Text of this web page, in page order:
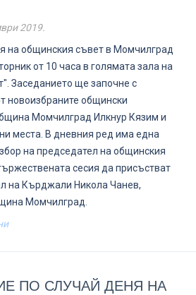
2019.
на общинския съвет в Момчилград
от 10 часа в голямата зала на
Заседанието ще започне с
новоизбраните общински
Момчилград Илкнур Кязим и
места. В дневния ред има една
на председател на общинския
сесия да присъстват
на Кърджали Никола Чанев,
Момчилград.
ПО СЛУЧАЙ ДЕНЯ НА